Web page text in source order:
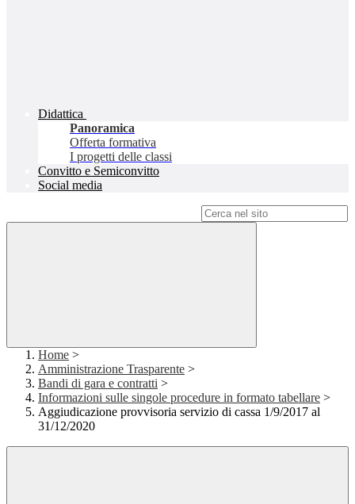
Didattica
Panoramica
Offerta formativa
I progetti delle classi
Convitto e Semiconvitto
Social media
Home >
Amministrazione Trasparente >
Bandi di gara e contratti >
Informazioni sulle singole procedure in formato tabellare >
Aggiudicazione provvisoria servizio di cassa 1/9/2017 al
31/12/2020